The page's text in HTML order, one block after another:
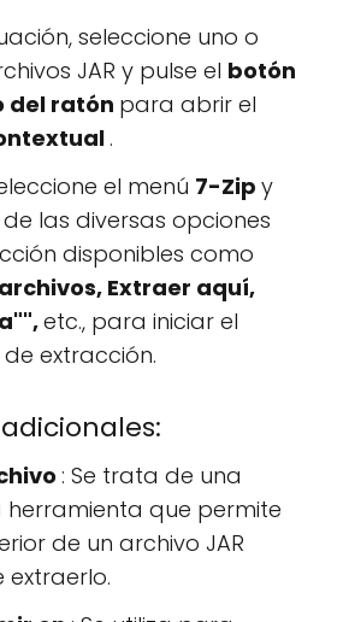
seleccione uno o
JAR y pulse el botón
del ratón para abrir el
.
el menú 7-Zip y
las diversas opciones
disponibles como
Extraer aquí,
etc., para iniciar el
extracción.
: Se trata de una
que permite
de un archivo JAR
extraerlo.